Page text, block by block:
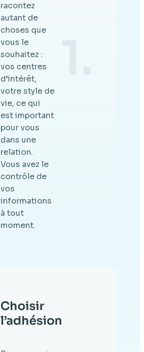
racontez
autant de
choses que
vous le
souhaitez :
vos centres
d’intérêt,
votre style de
vie, ce qui
est important
pour vous
dans une
relation.
Vous avez le
contrôle de
vos
informations
à tout
moment.
Choisir
l’adhésion